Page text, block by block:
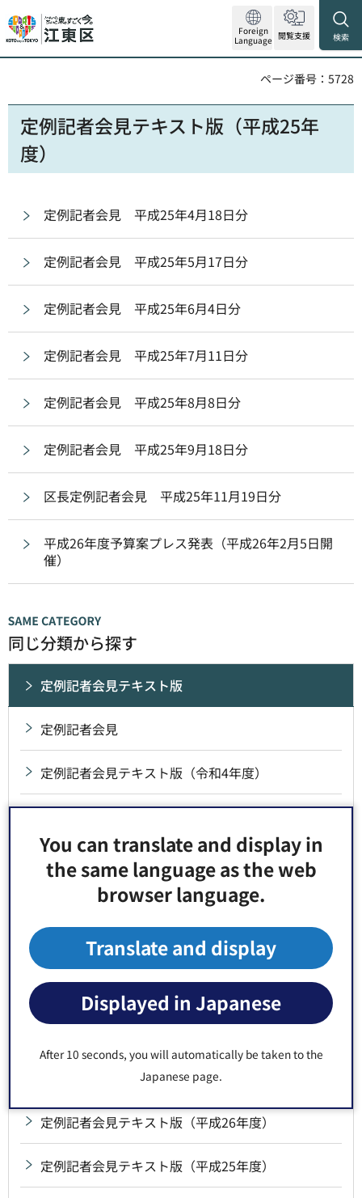
You can translate and display in
the same language as the web
browser language.
Translate and display
Displayed in Japanese
After 10 seconds, you will automatically be taken to the
Japanese page.
Foreign
Language 閲覧支援 検索
ページ番号：5728
定例記者会見テキスト版（平成25年
度）
定例記者会見 平成25年4月18日分
定例記者会見 平成25年5月17日分
定例記者会見 平成25年6月4日分
定例記者会見 平成25年7月11日分
定例記者会見 平成25年8月8日分
定例記者会見 平成25年9月18日分
区長定例記者会見 平成25年11月19日分
平成26年度予算案プレス発表（平成26年2月5日開
催）
同じ分類から探す
定例記者会見テキスト版
定例記者会見
定例記者会見テキスト版（令和4年度）
定例記者会見テキスト版（令和2年度）
定例記者会見テキスト版（令和元年度）
定例記者会見テキスト版（平成30年度）
定例記者会見テキスト版（平成29年度）
定例記者会見テキスト版（平成27年度）
定例記者会見テキスト版（平成26年度）
定例記者会見テキスト版（平成25年度）